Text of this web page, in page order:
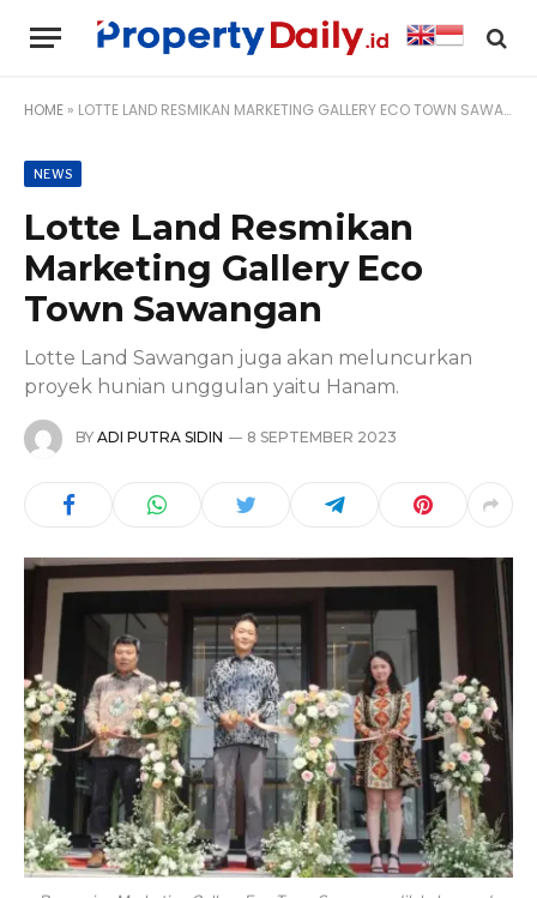
HOME » LOTTE LAND RESMIKAN MARKETING GALLERY ECO TOWN SAWANGAN
NEWS
Lotte Land Resmikan
Marketing Gallery Eco
Town Sawangan
Lotte Land Sawangan juga akan meluncurkan
proyek hunian unggulan yaitu Hanam.
BY ADI PUTRA SIDIN 8 SEPTEMBER 2023